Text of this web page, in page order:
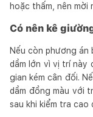
hoặc thấm, nên mời
Có nên kê
Nếu còn phương
dầm lớn vì vị trí này
gian kém cân đối.
dầm đồng màu với
sau khi kiểm tra cao